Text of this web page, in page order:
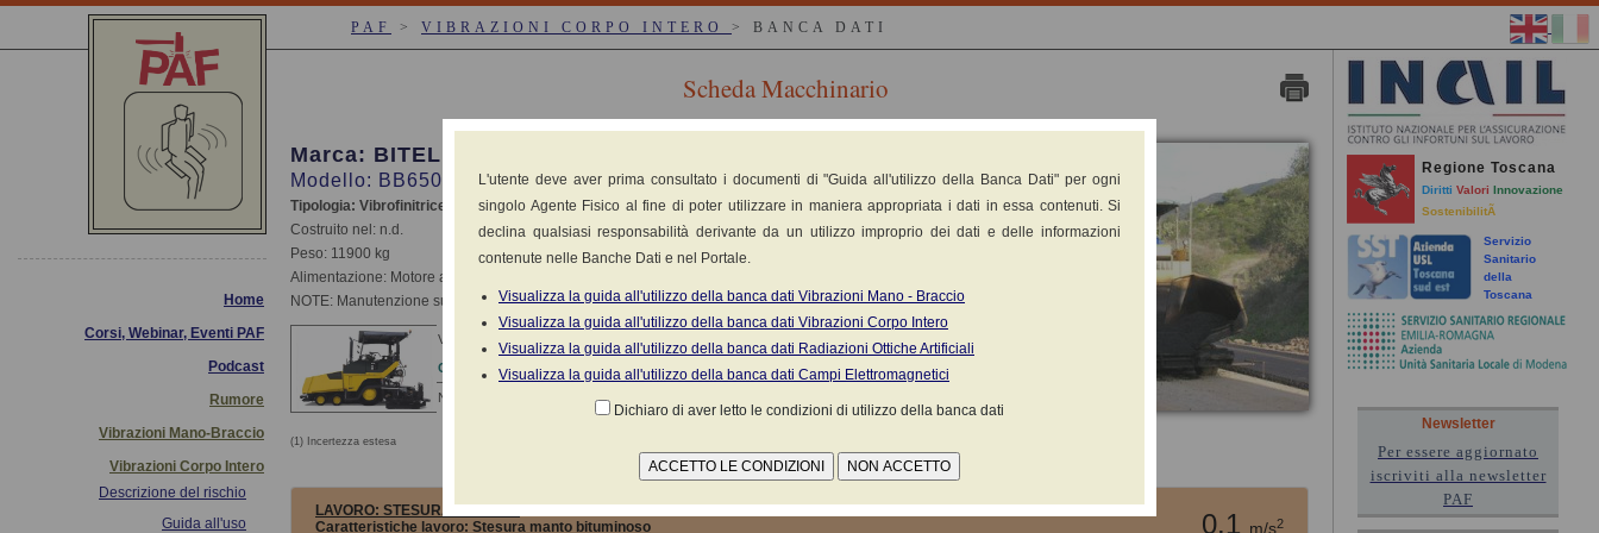
PAF > VIBRAZIONI CORPO INTERO > BANCA DATI
Home
Corsi, Webinar, Eventi PAF
Podcast
Rumore
Vibrazioni Mano-Braccio
Vibrazioni Corpo Intero
Descrizione del rischio
Guida all'uso
Scheda Macchinario
Marca: BITELLI
Modello: BB650
Tipologia: Vibrofinitrice
Costruito nel: n.d.
Peso: 11900 kg
Alimentazione: Motore a scoppio diesel
NOTE: Manutenzione sufficiente
Valori dichiarati ai sensi della norma
CONDIZIONE
MATERIALE K
Nessun dato dichiarato
(1) Incertezza estesa
Misure sul Campo (Clicca per visualizzare le misure in campo)
0.1 m/s2
LAVORO: STESURA ASFALTO
Caratteristiche lavoro: Stesura manto bituminoso
Regione Toscana
Diritti Valori Innovazione
SostenibilitÃ
Servizio
Sanitario
della
Toscana
Newsletter
Per essere aggiornato
iscriviti alla newsletter
PAF
L'utente deve aver prima consultato i documenti di "Guida all'utilizzo della Banca Dati" per ogni
singolo Agente Fisico al fine di poter utilizzare in maniera appropriata i dati in essa contenuti. Si
declina qualsiasi responsabilità derivante da un utilizzo improprio dei dati e delle informazioni
contenute nelle Banche Dati e nel Portale.
Visualizza la guida all'utilizzo della banca dati Vibrazioni Mano - Braccio
Visualizza la guida all'utilizzo della banca dati Vibrazioni Corpo Intero
Visualizza la guida all'utilizzo della banca dati Radiazioni Ottiche Artificiali
Visualizza la guida all'utilizzo della banca dati Campi Elettromagnetici
Dichiaro di aver letto le condizioni di utilizzo della banca dati